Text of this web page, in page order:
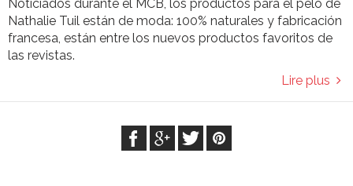
Noticiados durante el MCB, los productos para el pelo de
Nathalie Tuil están de moda: 100% naturales y fabricación
francesa, están entre los nuevos productos favoritos de
las revistas.
Lire plus